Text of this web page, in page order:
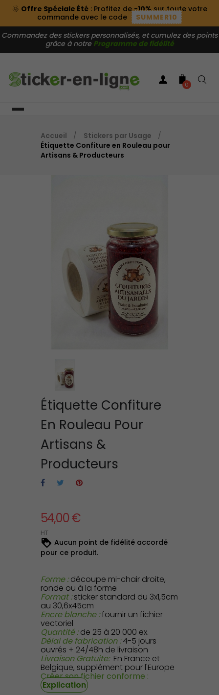
🌞 Offre Spéciale Été: Profitez de-10%sur toute votre
commande avec le code
SUMMER10
Commandez des stickers personnalisés, et cumulez des points
grâce à notre Programme de fidélité
0
Accueil
Stickers par Usage
Étiquette Confiture en Rouleau pour
Artisans & Producteurs
Étiquette Confiture
En Rouleau Pour
Artisans &
Producteurs
54,00 €
HT
Aucun point de fidélité accordé
pour ce produit.
Forme :découpe mi-chair droite,
ronde ou à la forme
Format :sticker standard du 3x1,5cm
au 30,6x45cm
Encre blanche :fournir un fichier
vectoriel
Quantité :de 25 à 20 000 ex.
Délai de fabrication : 4-5 jours
ouvrés + 24/48h de livraison
Livraison Gratuite:En France et
Belgique, supplément pour l'Europe
Créer son fichier conforme :
Explication